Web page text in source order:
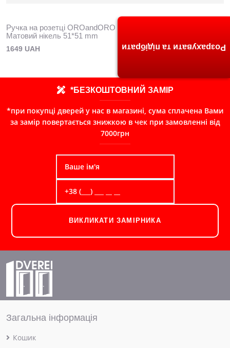
Ручка на розетці OROandORO QUATTRO 106-15E MSN -
Матовий нікель 51*51 mm
1649 UAH
*БЕЗКОШТОВНИЙ ЗАМІР
*при покупці дверей у нас в магазині, сума сплачена Вами
за замір повертається знижкою в чек при замовленні від
7000грн
ВИКЛИКАТИ ЗАМІРНИКА
Загальна інформація
Кошик
Розрахувати та підібрати